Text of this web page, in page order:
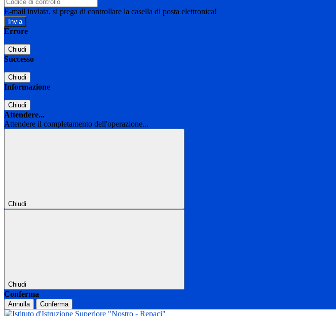
E-mail inviata, si prega di controllare la casella di posta elettronica!
Errore
Chiudi
Successo
Chiudi
Informazione
Chiudi
Attendere...
Attendere il completamento dell'operazione...
Chiudi
Chiudi
Conferma
Annulla Conferma